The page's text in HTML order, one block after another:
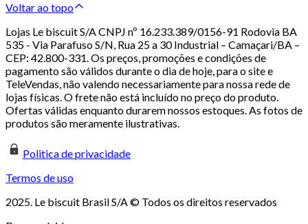
Voltar ao topo
Lojas Le biscuit S/A CNPJ nº 16.233.389/0156-91 Rodovia BA
535 - Via Parafuso S/N, Rua 25 a 30 Industrial – Camaçari/BA –
CEP: 42.800-331. Os preços, promoções e condições de
pagamento são válidos durante o dia de hoje, para o site e
TeleVendas, não valendo necessariamente para nossa rede de
lojas físicas. O frete não está incluído no preço do produto.
Ofertas válidas enquanto durarem nossos estoques. As fotos de
produtos são meramente ilustrativas.
Politica de privacidade
Termos de uso
2025. Le biscuit Brasil S/A © Todos os direitos reservados